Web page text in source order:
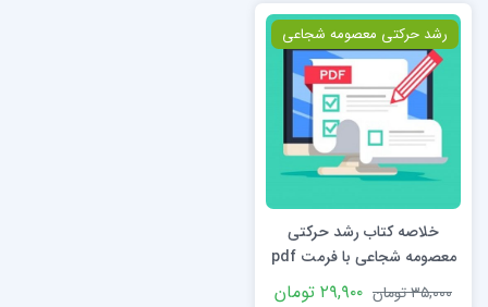
ویژه
رشد حرکتی معصومه شجاعی
خلاصه کتاب رشد حرکتی
معصومه شجاعی با فرمت pdf
و ppt بصورت تایپی
۳۵,۰۰۰تومان ۲۹,۹۰۰ تومان